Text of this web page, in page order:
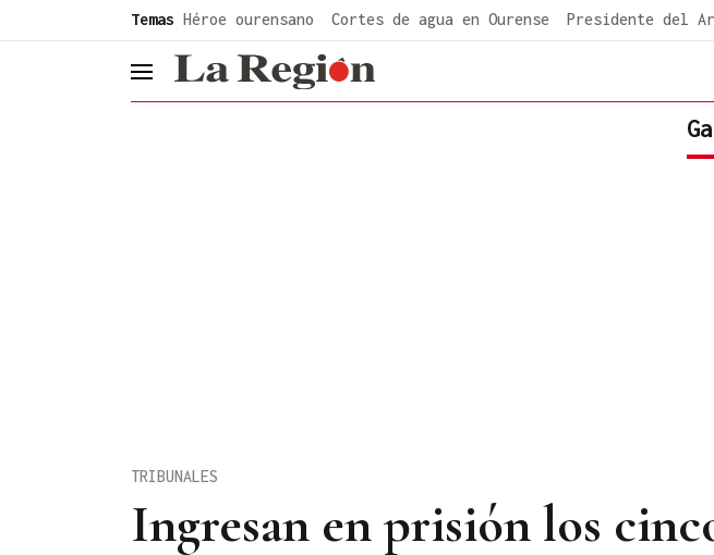
Temas Héroe ourensano Cortes de agua en Ourense Presidente del
header.menu.open
Ingresan en prisión los
TRIBUNALES